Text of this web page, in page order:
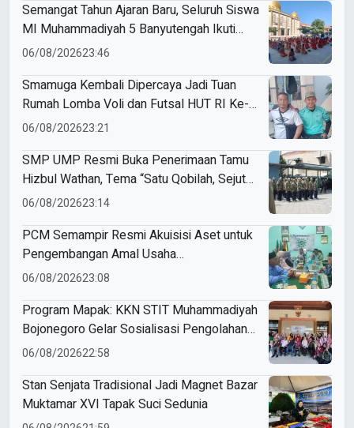
Semangat Tahun Ajaran Baru, Seluruh Siswa
MI Muhammadiyah 5 Banyutengah Ikuti
Latihan Tapak Suci Perdana
06/08/202623:46
Smamuga Kembali Dipercaya Jadi Tuan
Rumah Lomba Voli dan Futsal HUT RI Ke-
81 Kecamatan Tulangan
06/08/202623:21
SMP UMP Resmi Buka Penerimaan Tamu
Hizbul Wathan, Tema “Satu Qobilah, Sejuta
Cerita” Curi Perhatian
06/08/202623:14
PCM Semampir Resmi Akuisisi Aset untuk
Pengembangan Amal Usaha
Muhammadiyah
06/08/202623:08
Program Mapak: KKN STIT Muhammadiyah
Bojonegoro Gelar Sosialisasi Pengolahan
Sampah
06/08/202622:58
Stan Senjata Tradisional Jadi Magnet Bazar
Muktamar XVI Tapak Suci Sedunia